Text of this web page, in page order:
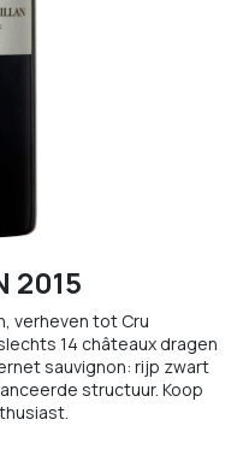
2015
verheven tot Cru
14 châteaux dragen
sauvignon: rijp zwart
structuur. Koop